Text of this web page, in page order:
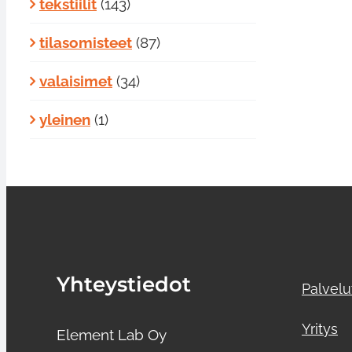
tekstiilit (143)
tilasomisteet (87)
valaisimet (34)
yleinen (1)
Yhteystiedot
Element Lab Oy Yritys